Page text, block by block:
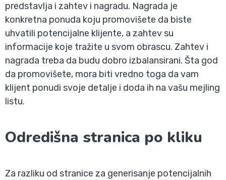
predstavlja i zahtev i nagradu. Nagrada je
konkretna ponuda koju promovišete da biste
uhvatili potencijalne klijente, a zahtev su
informacije koje tražite u svom obrascu. Zahtev i
nagrada treba da budu dobro izbalansirani. Šta god
da promovišete, mora biti vredno toga da vam
klijent ponudi svoje detalje i doda ih na vašu mejling
listu.
Odredišna stranica po kliku
Za razliku od stranice za generisanje potencijalnih